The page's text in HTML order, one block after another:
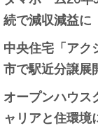
続で減収減益に
中央住宅「アク
市で駅近分譲展
オープンハウス
ャリアと住環